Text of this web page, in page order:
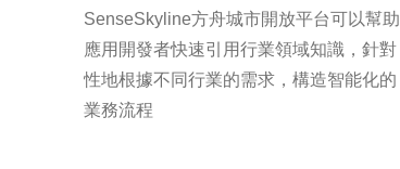
SenseSkyline方舟城市開放平台可以幫助
應用開發者快速引用行業領域知識，針對
性地根據不同行業的需求，構造智能化的
業務流程